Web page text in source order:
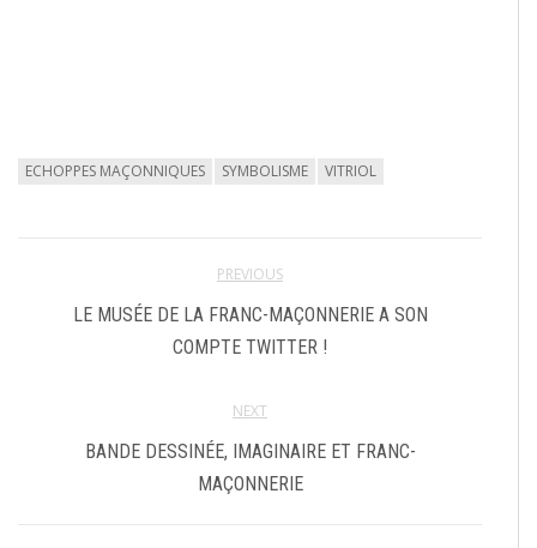
ECHOPPES MAÇONNIQUES SYMBOLISME VITRIOL
PREVIOUS
LE MUSÉE DE LA FRANC-MAÇONNERIE A SON
COMPTE TWITTER !
NEXT
BANDE DESSINÉE, IMAGINAIRE ET FRANC-
MAÇONNERIE